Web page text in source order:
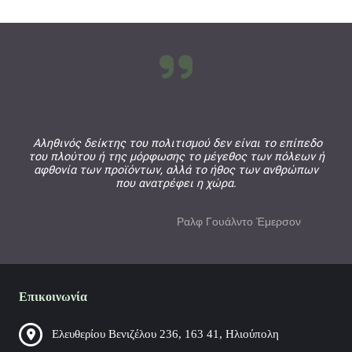
242-ΠΡΟΣΚΛΗΣΗ-ΥΠΟΒΟΛΗΣ-ΠΡΟΣΦΟΡΩΝ-ΑΣΦΑΛΙΣΤΙΚΗΣ-
ΚΑΛΥΨΗΣ-ΤΟΥ-ΚΠ-ΑμεΑ (.pdf, 250,67 KB) - 168 download(s)
Γνωστοποιούνται στους/στις ενδιαφερόμενους/ες οι ημερομηνίες έναρξης και
Αληθινός δείκτης του πολιτισμού δεν είναι το επίπεδο
του πλούτου ή της μόρφωσης το μέγεθος των πόλεων ή
αφθονία των προϊόντων, αλλά το ήθος των ανθρώπων
που ανατρέφει η χώρα.
Ραλφ Γουάλντο Έμερσον
Επικοινωνία
Ελευθερίου Βενιζέλου 236, 163 41, Ηλιούπολη